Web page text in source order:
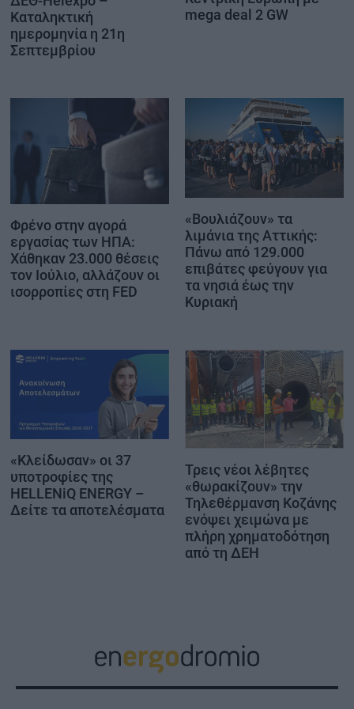
Καταληκτική
ημερομηνία η 21η
Σεπτεμβρίου
mega deal 2 GW
Φρένο στην αγορά
εργασίας των ΗΠΑ:
Χάθηκαν 23.000 θέσεις
τον Ιούλιο, αλλάζουν οι
ισορροπίες στη FED
«Βουλιάζουν» τα
λιμάνια της Αττικής:
Πάνω από 129.000
επιβάτες φεύγουν για
τα νησιά έως την
Κυριακή
«Κλείδωσαν» οι 37
υποτροφίες της
HELLENiQ ENERGY –
Δείτε τα αποτελέσματα
Τρεις νέοι λέβητες
«θωρακίζουν» την
Τηλεθέρμανση Κοζάνης
ενόψει χειμώνα με
πλήρη χρηματοδότηση
από τη ΔΕΗ